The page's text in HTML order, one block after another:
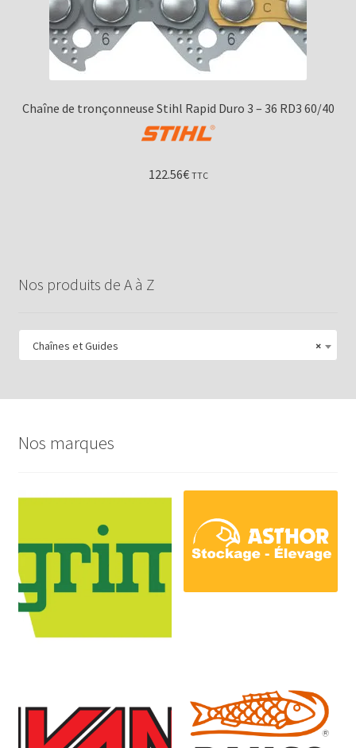
Chaîne de tronçonneuse Stihl Rapid Duro 3 – 36 RD3 60/40
122.56€ TTC
Nos produits de A à Z
×
Chaînes et Guides
Nos marques